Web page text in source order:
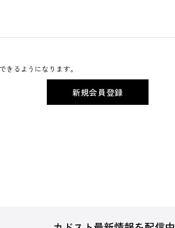
るようになります。